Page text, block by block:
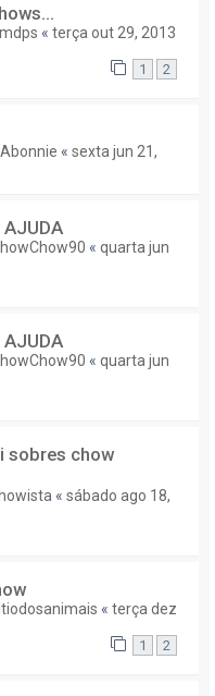
« terça out 29, 2013
1 2
« sexta jun 21,
« quarta jun
« quarta jun
sobres chow
« sábado ago 18,
« terça dez
1 2